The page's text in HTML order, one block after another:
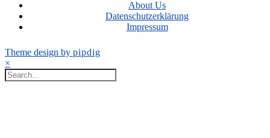
About Us
Datenschutzerklärung
Impressum
Theme design by pipdig
×